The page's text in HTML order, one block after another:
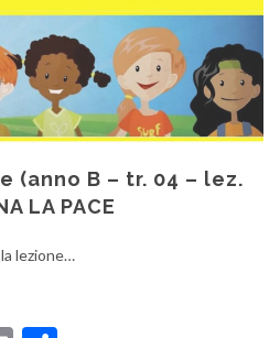
(anno B – tr. 04 – lez.
LA PACE
lezione…